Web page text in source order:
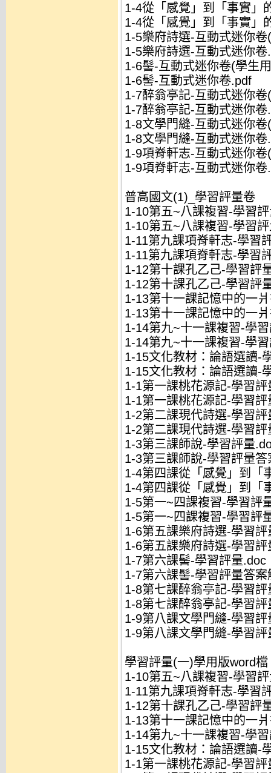
1-4從「感覺」到「事實」
1-4從「感覺」到「事實」
1-5樂府詩選-互動式迷你
1-5樂府詩選-互動式迷你卷
1-6髻-互動式迷你卷(學生
1-6髻-互動式迷你卷.pdf
1-7醉翁亭記-互動式迷你
1-7醉翁亭記-互動式迷你卷
1-8文學門縫-互動式迷你
1-8文學門縫-互動式迷你卷
1-9項脊軒志-互動式迷你
1-9項脊軒志-互動式迷你卷
普高國文(1)_學習評量卷
1-10第五~八課複習-學習
1-10第五~八課複習-學習
1-11第九課項脊軒志-學習
1-11第九課項脊軒志-學習
1-12第十課孔乙己-學習評
1-12第十課孔乙己-學習評
1-13第十一課記憶中的一
1-13第十一課記憶中的一
1-14第九~十一課複習-學
1-14第九~十一課複習-學
1-15文化教材：論語選讀-
1-15文化教材：論語選讀-
1-1第一課桃花源記-學習評
1-1第一課桃花源記-學習
1-2第二課現代詩選-學習評
1-2第二課現代詩選-學習
1-3第三課師說-學習評量
1-3第三課師說-學習評量
1-4第四課從「感覺」到「
1-4第四課從「感覺」到「
1-5第一~四課複習-學習評
1-5第一~四課複習-學習評
1-6第五課樂府詩選-學習評
1-6第五課樂府詩選-學習
1-7第六課髻-學習評量.doc
1-7第六課髻-學習評量答案
1-8第七課醉翁亭記-學習評
1-8第七課醉翁亭記-學習
1-9第八課文學門縫-學習評
1-9第八課文學門縫-學習
學習評量(一)學用版word檔
1-10第五~八課複習-學習
1-11第九課項脊軒志-學習
1-12第十課孔乙己-學習評
1-13第十一課記憶中的一
1-14第九~十一課複習-學
1-15文化教材：論語選讀-
1-1第一課桃花源記-學習